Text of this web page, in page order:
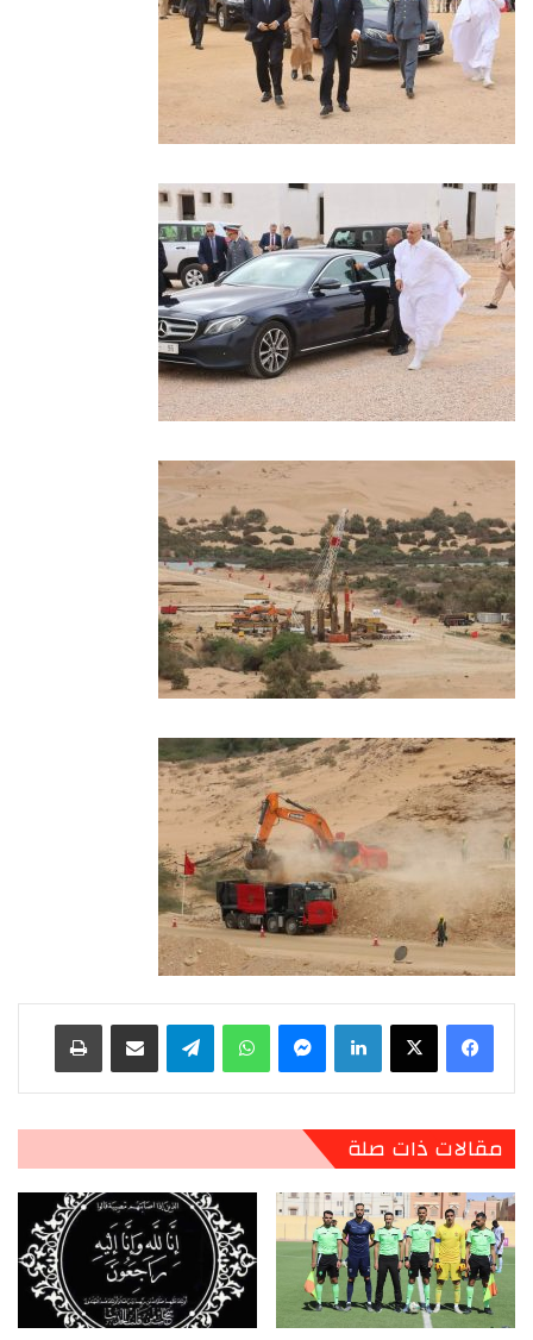
لينكدإن ماسنجر واتساب تيلقرام مشاركة عبر البريد طباعة
مقالات ذات صلة